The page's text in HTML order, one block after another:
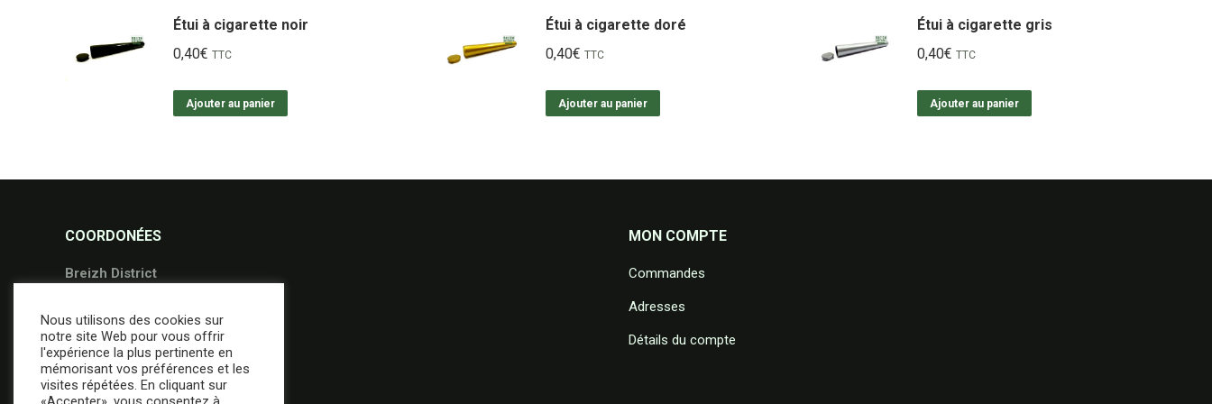
Étui à cigarette noir
0,40€ TTC
Ajouter au panier
Étui à cigarette doré
0,40€ TTC
Ajouter au panier
Étui à cigarette gris
0,40€ TTC
Ajouter au panier
COORDONÉES
Breizh District
56000 Vannes
02.97.49.95.09
contact@breizh-district.com
MON COMPTE
Commandes
Adresses
Détails du compte
Nous utilisons des cookies sur
notre site Web pour vous offrir
l'expérience la plus pertinente en
mémorisant vos préférences et les
visites répétées. En cliquant sur